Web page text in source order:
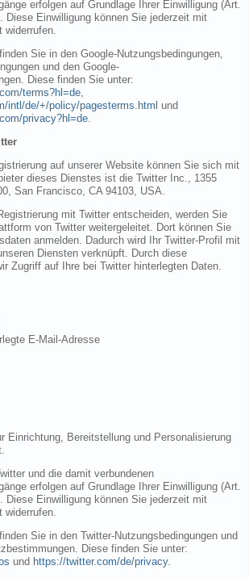
erfolgen auf Grundlage Ihrer Einwilligung (Art.
Diese Einwilligung können Sie jederzeit mit
widerrufen.
Sie in den Google-Nutzungsbedingungen,
und den Google-
Diese finden Sie unter:
terms?hl=de,
intl/de/+/policy/pagesterms.html und
privacy?hl=de.
auf unserer Website können Sie sich mit
dieses Dienstes ist die Twitter Inc., 1355
San Francisco, CA 94103, USA.
mit Twitter entscheiden, werden Sie
von Twitter weitergeleitet. Dort können Sie
anmelden. Dadurch wird Ihr Twitter-Profil mit
Diensten verknüpft. Durch diese
Zugriff auf Ihre bei Twitter hinterlegten Daten.
E-Mail-Adresse
Einrichtung, Bereitstellung und Personalisierung
und die damit verbundenen
erfolgen auf Grundlage Ihrer Einwilligung (Art.
Diese Einwilligung können Sie jederzeit mit
widerrufen.
Sie in den Twitter-Nutzungsbedingungen und
Diese finden Sie unter:
und https://twitter.com/de/privacy.